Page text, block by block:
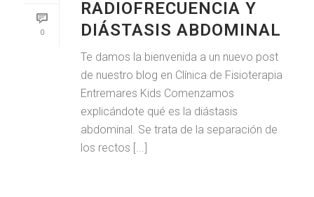
0
RADIOFRECUENCIA Y
DIÁSTASIS ABDOMINAL
Te damos la bienvenida a un nuevo post
de nuestro blog en Clínica de Fisioterapia
Entremares Kids Comenzamos
explicándote qué es la diástasis
abdominal. Se trata de la separación de
los rectos [...]